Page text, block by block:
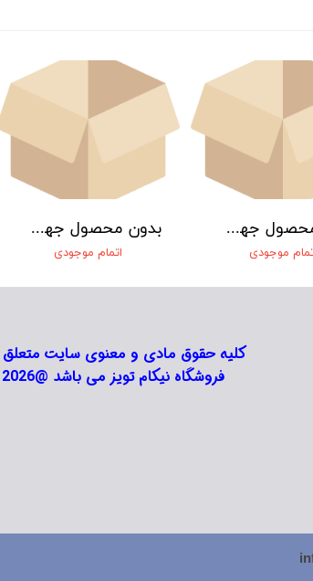
بدون محصول جهت نمایش
اتمام موجودی
بدون محصول جهت نمایش
موجودی
فروشگاه نیکام تویز می باشد @2026